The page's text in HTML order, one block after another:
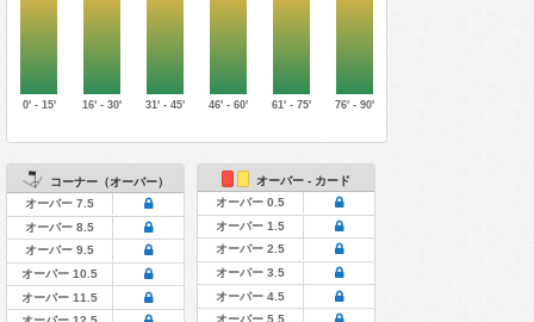
0' - 15' 16' - 30' 31' - 45' 46' - 60' 61' - 75' 76' - 90'
コーナー（オーバー）
オーバー 7.5
オーバー 8.5
オーバー 9.5
オーバー 10.5
オーバー 11.5
オーバー - カード
オーバー 0.5
オーバー 1.5
オーバー 2.5
オーバー 3.5
オーバー 4.5
オーバー 5.5